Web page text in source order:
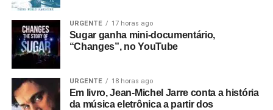
URGENTE 17 horas ago
Sugar ganha mini-documentário,
“Changes”, no YouTube
URGENTE 18 horas ago
Em livro, Jean-Michel Jarre conta a história
da música eletrônica a partir dos